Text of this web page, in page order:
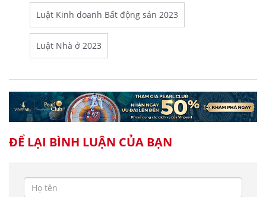
Luật Kinh doanh Bất động sản 2023
Luật Nhà ở 2023
ĐỂ LẠI BÌNH LUẬN CỦA BẠN